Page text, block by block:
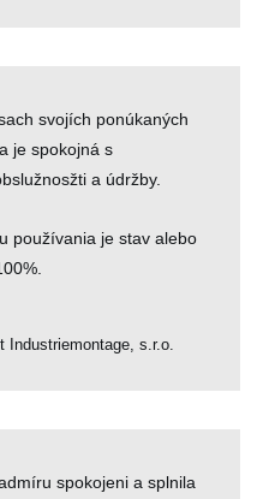
svojích ponúkaných
je spokojná s
a údržby.
používania je stav alebo
Industriemontage, s.r.o.
spokojeni a splnila